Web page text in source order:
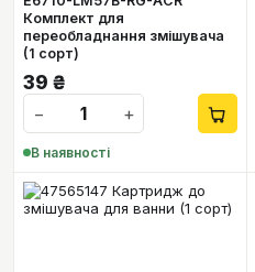
Комплект для
переобладнання змішувача
(1 сорт)
39 ₴
−
+
В наявності